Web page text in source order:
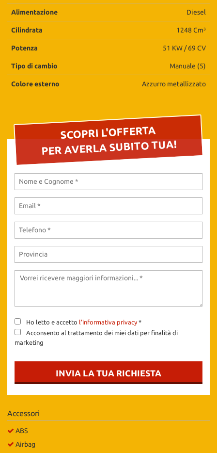
Alimentazione Diesel
Cilindrata 1248 Cm³
Potenza 51 KW / 69 CV
Tipo di cambio Manuale (5)
Colore esterno Azzurro metallizzato
SCOPRI L'OFFERTA
PER AVERLA SUBITO TUA!
Ho letto e accetto l'informativa privacy*
Acconsento al trattamento dei miei dati per finalità di
marketing
INVIA LA TUA RICHIESTA
Accessori
ABS
Airbag
questi
di
tracciamento
si
rimanda
alla
cookie
policy.
modificare
le
tue
scelte
in
qualsiasi
momento.
Cookie analitici
cookie
policy
Salva